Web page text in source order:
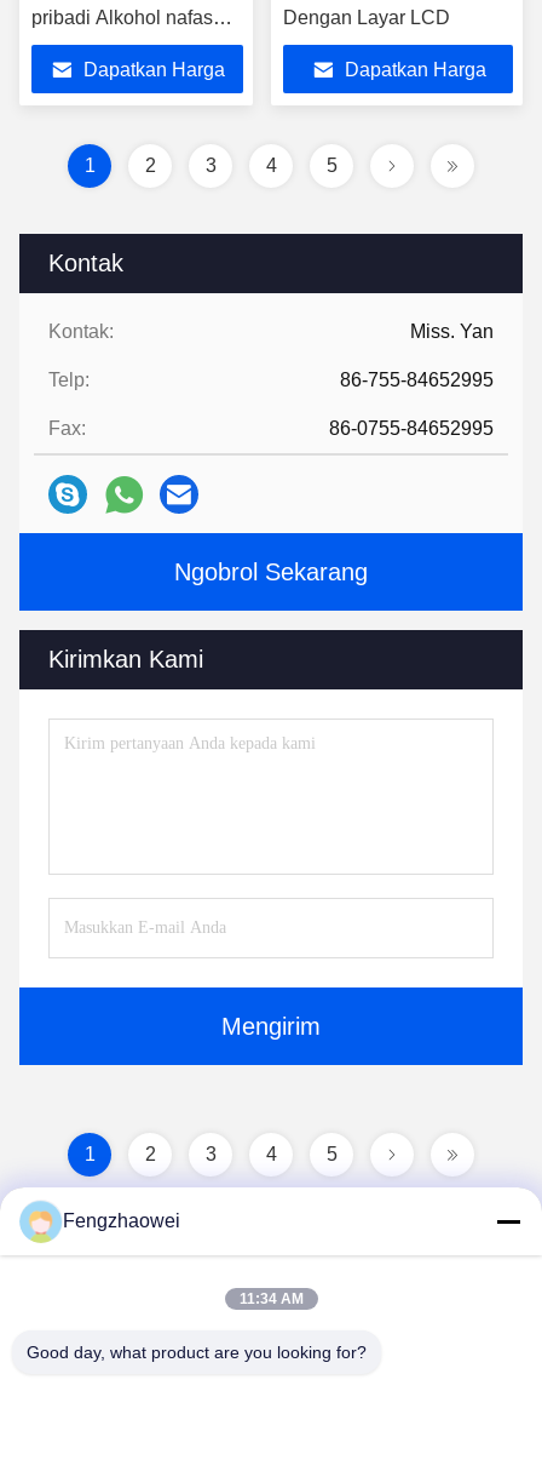
Kontak
Kontak: Miss. Yan
Telp: 86-755-84652995
Fax: 86-0755-84652995
Ngobrol Sekarang
Kirimkan Kami
Mengirim
pribadi Alkohol nafas
Tester
Dapatkan Harga
Dengan Layar LCD
Dapatkan Harga
1 2 3 4 5
1 2 3 4 5
Fengzhaowei
11:34 AM
Good day, what product are you looking for?